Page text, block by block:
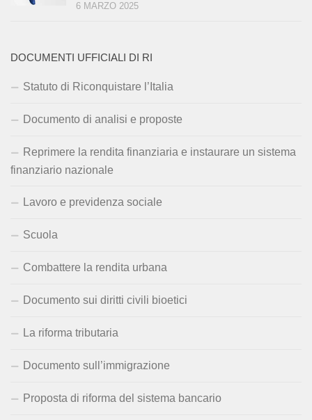
6 MARZO 2025
DOCUMENTI UFFICIALI DI RI
Statuto di Riconquistare l’Italia
Documento di analisi e proposte
Reprimere la rendita finanziaria e instaurare un sistema
finanziario nazionale
Lavoro e previdenza sociale
Scuola
Combattere la rendita urbana
Documento sui diritti civili bioetici
La riforma tributaria
Documento sull’immigrazione
Proposta di riforma del sistema bancario